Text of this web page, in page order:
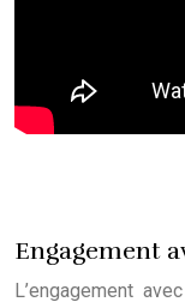
Engagement
L’engagement